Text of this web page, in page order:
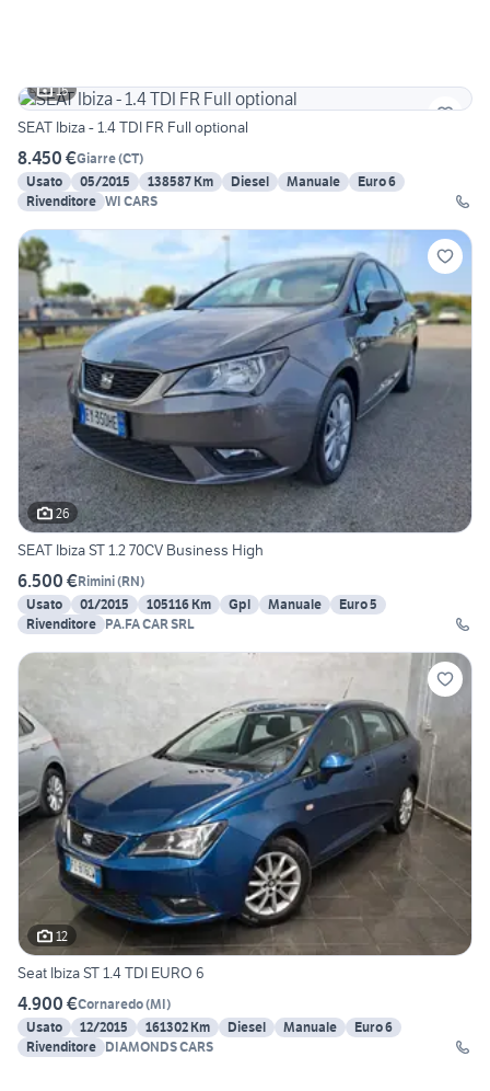
15
SEAT Ibiza - 1.4 TDI FR Full optional
8.450 €Giarre(CT)
Usato
05/2015 138587 Km Diesel Manuale
Euro 6
Rivenditore WI CARS
26
SEAT Ibiza ST 1.2 70CV Business High
6.500 €Rimini(RN)
Usato
01/2015 105116 Km Gpl Manuale
Euro 5
Rivenditore PA.FA CAR SRL
12
Seat Ibiza ST 1.4 TDI EURO 6
4.900 €Cornaredo(MI)
Usato
12/2015 161302 Km Diesel Manuale
Euro 6
Rivenditore DIAMONDS CARS